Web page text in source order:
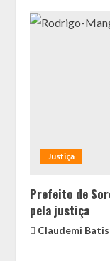
Justiça
Prefeito de
pela justiça
Claudemi